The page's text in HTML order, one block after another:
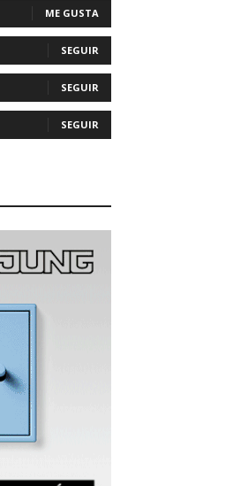
ME GUSTA
SEGUIR
SEGUIR
SEGUIR